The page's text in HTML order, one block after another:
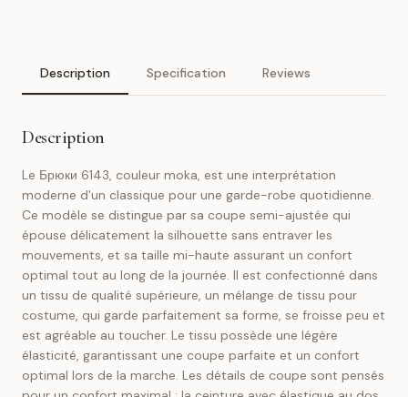
Description Specification Reviews
Description
Le Брюки 6143, couleur moka, est une interprétation
moderne d'un classique pour une garde-robe quotidienne.
Ce modèle se distingue par sa coupe semi-ajustée qui
épouse délicatement la silhouette sans entraver les
mouvements, et sa taille mi-haute assurant un confort
optimal tout au long de la journée. Il est confectionné dans
un tissu de qualité supérieure, un mélange de tissu pour
costume, qui garde parfaitement sa forme, se froisse peu et
est agréable au toucher. Le tissu possède une légère
élasticité, garantissant une coupe parfaite et un confort
optimal lors de la marche. Les détails de coupe sont pensés